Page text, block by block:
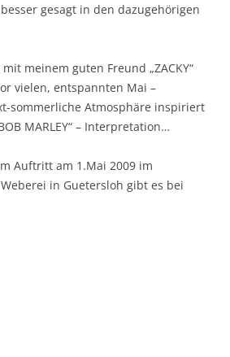
gesagt in den dazugehörigen
meinem guten Freund „ZACKY“
vielen, entspannten Mai –
sommerliche Atmosphäre inspiriert
MARLEY“ – Interpretation…
Auftritt am 1.Mai 2009 im
in Guetersloh gibt es bei